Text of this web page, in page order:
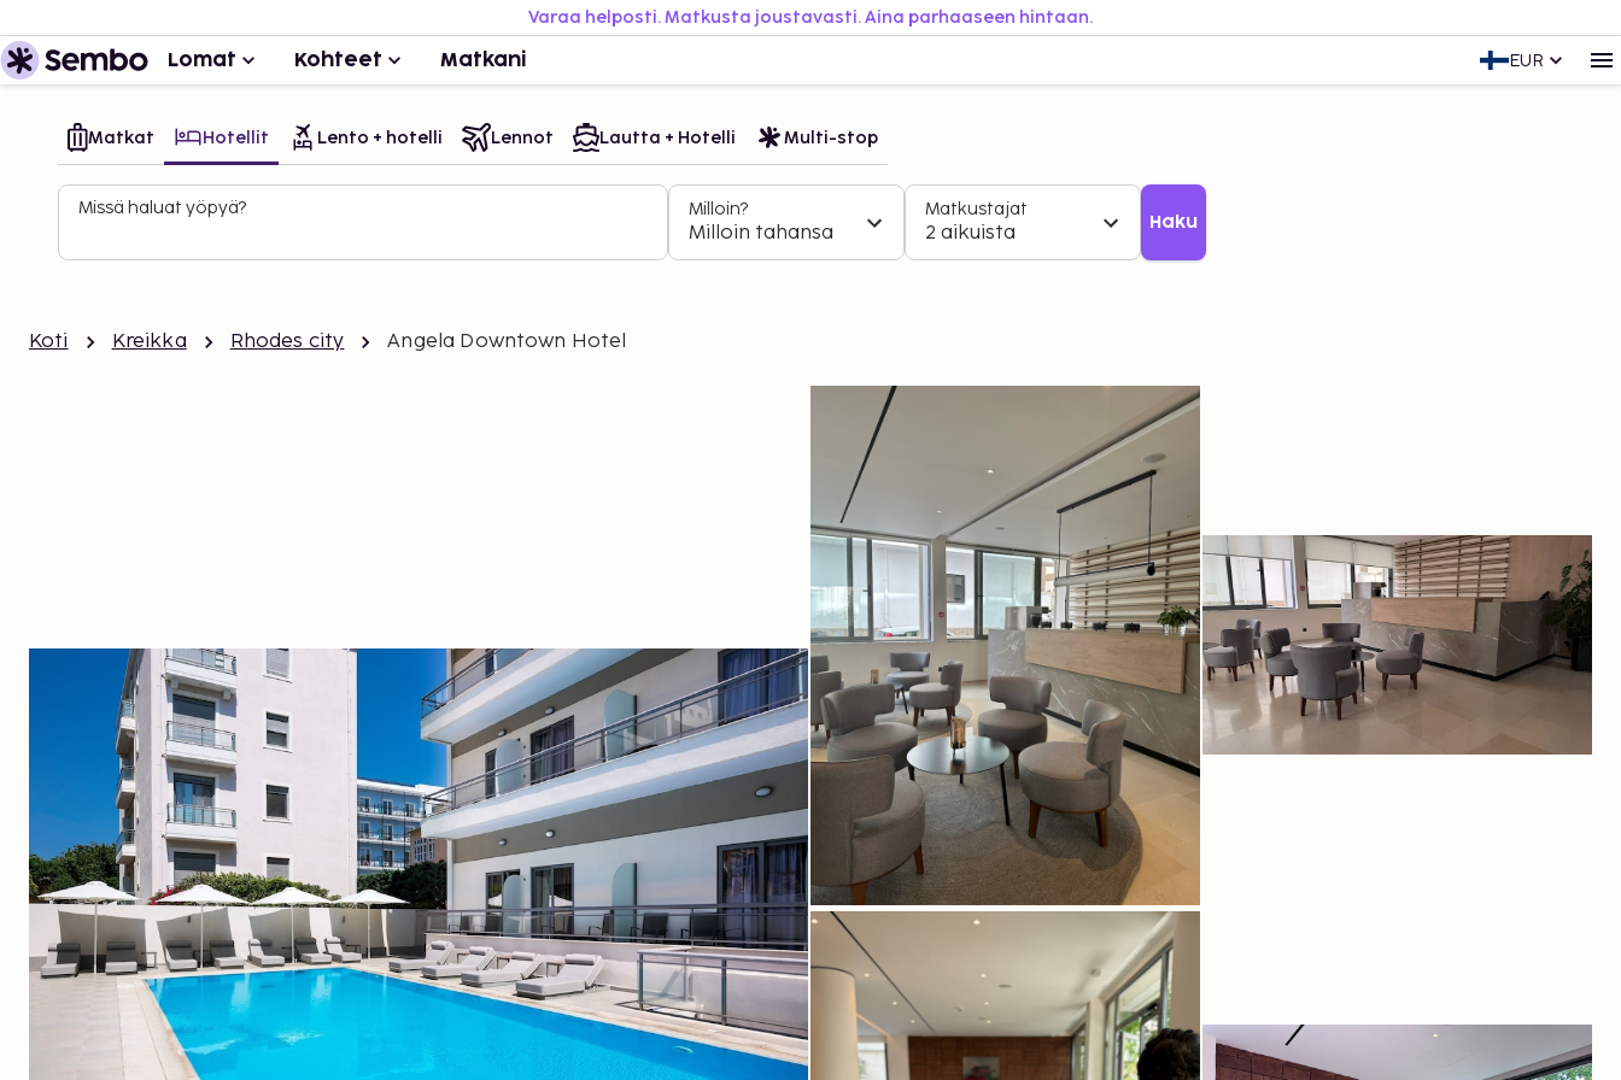
Varaa helposti. Matkusta joustavasti. Aina parhaaseen hintaan.
Lomat Kohteet Matkani EUR
Matkat Hotellit Lento + hotelli Lennot Lautta + Hotelli Multi-stop
Missä haluat yöpyä? Milloin?
Milloin tahansa
Matkustajat
2 aikuista Haku
Koti Kreikka Rhodes city Angela Downtown Hotel